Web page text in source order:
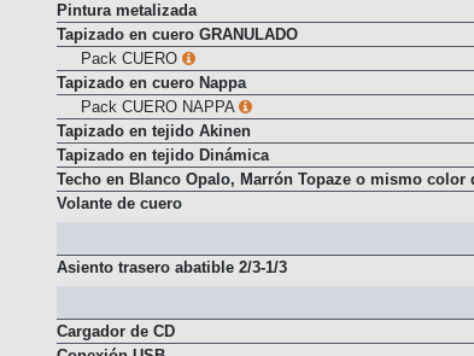
Pintura metalizada
Tapizado en cuero GRANULADO
Pack CUERO
Tapizado en cuero Nappa
Pack CUERO NAPPA
Tapizado en tejido Akinen
Tapizado en tejido Dinámica
Techo en Blanco Opalo, Marrón Topaze o mismo color
Volante de cuero
Asiento trasero abatible 2/3-1/3
Cargador de CD